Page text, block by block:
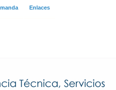
Enlaces